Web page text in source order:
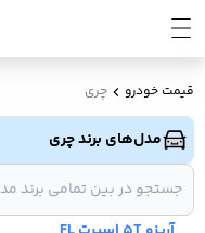
قیمت خودرو چری
مدل‌های برند چری